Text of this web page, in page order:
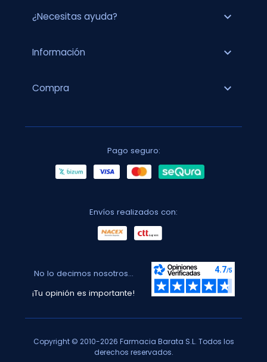
¿Necesitas ayuda? expand_more
Información expand_more
Compra expand_more
Pago seguro:
Envíos realizados con:
No lo decimos nosotros...
¡Tu opinión es importante!
Copyright © 2010-2026 Farmacia Barata S.L. Todos los
derechos reservados.